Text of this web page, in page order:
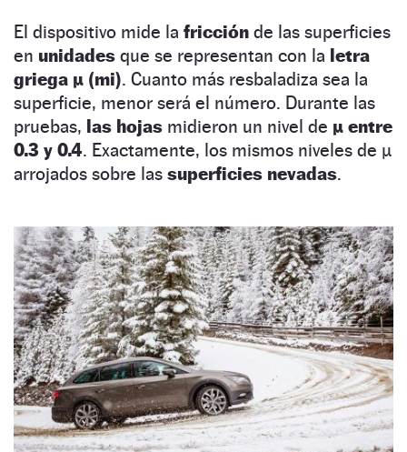
El dispositivo mide la fricción de las superficies
en unidades que se representan con la letra
griega µ (mi). Cuanto más resbaladiza sea la
superficie, menor será el número. Durante las
pruebas, las hojas midieron un nivel de µ entre
0.3 y 0.4. Exactamente, los mismos niveles de µ
arrojados sobre las superficies nevadas.